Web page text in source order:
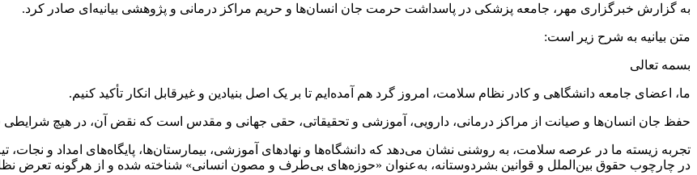
به گزارش خبرگزاری مهر، جامعه پزشکی در پاسداشت حرمت جان انسان‌ها و حریم مراکز درمانی و پژوهشی بیانیه‌ای صادر کرد.
متن بیانیه به شرح زیر است:
بسمه تعالی
ما، اعضای جامعه دانشگاهی و کادر نظام سلامت، امروز گرد هم آمده‌ایم تا بر یک اصل بنیادین و غیرقابل انکار تأکید کنیم.
حفظ جان انسان‌ها و صیانت از مراکز درمانی، دارویی، آموزشی و تحقیقاتی، حقی جهانی و مقدس است که نقض آن، در هیچ شرایطی
تجربه زیسته ما در عرصه سلامت، به روشنی نشان می‌دهد که دانشگاه‌ها و نهادهای آموزشی، بیمارستان‌ها، پایگاه‌های امداد و نجات،
در چارچوب حقوق بین‌الملل و قوانین بشردوستانه، به‌عنوان «حوزه‌های بی‌طرف و مصون انسانی» شناخته شده و از هرگونه تعرض